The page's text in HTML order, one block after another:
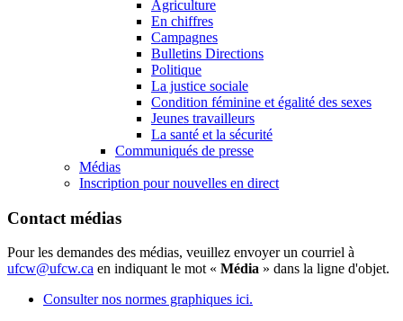
Agriculture
En chiffres
Campagnes
Bulletins Directions
Politique
La justice sociale
Condition féminine et égalité des sexes
Jeunes travailleurs
La santé et la sécurité
Communiqués de presse
Médias
Inscription pour nouvelles en direct
Contact médias
Pour les demandes des médias, veuillez envoyer un courriel à
ufcw@ufcw.ca en indiquant le mot « Média » dans la ligne d'objet.
Consulter nos normes graphiques ici.